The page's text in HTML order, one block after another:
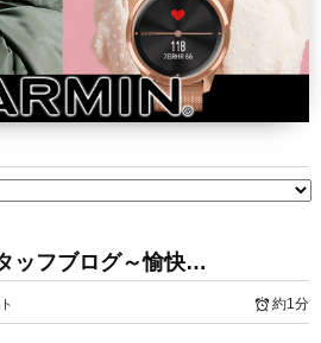
ッフブログ～愉快…
約1分